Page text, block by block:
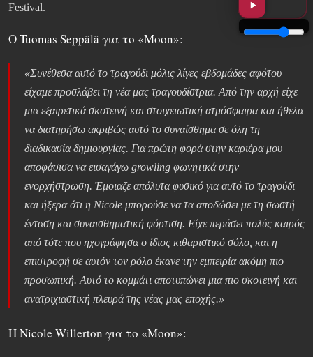
Festival.
Ο Tuomas Seppälä για το «Moon»:
«Συνέθεσα αυτό το τραγούδι μόλις λίγες εβδομάδες αφότου
είχαμε προσλάβει τη νέα μας τραγουδίστρια. Από την αρχή είχε
μια εξαιρετικά σκοτεινή και στοιχειωτική ατμόσφαιρα και ήθελα
να διατηρήσω ακριβώς αυτό το συναίσθημα σε όλη τη
διαδικασία δημιουργίας. Για πρώτη φορά στην καριέρα μου
αποφάσισα να εισαγάγω growling φωνητικά στην
ενορχήστρωση. Έμοιαζε απόλυτα φυσικό για αυτό το τραγούδι
και ήξερα ότι η Nicole μπορούσε να τα αποδώσει με τη σωστή
ένταση και συναισθηματική φόρτιση. Είχε περάσει πολύς καιρός
από τότε που ηχογράφησα ο ίδιος κιθαριστικό σόλο, και η
επιστροφή σε αυτόν τον ρόλο έκανε την εμπειρία ακόμη πιο
προσωπική. Αυτό το κομμάτι αποτυπώνει μια πιο σκοτεινή και
ανατριχιαστική πλευρά της νέας μας εποχής.»
Η Nicole Willerton για το «Moon»: